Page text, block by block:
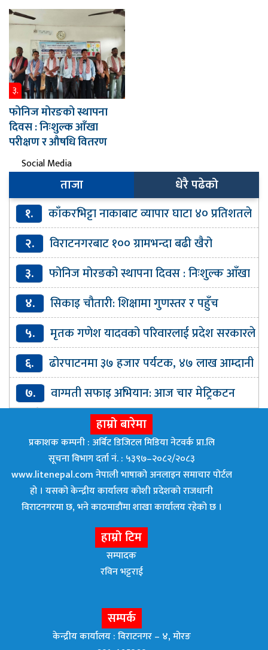
३.
फोनिज मोरङको स्थापना
दिवस : निःशुल्क आँखा
परीक्षण र औषधि वितरण
Social Media
ताजा
धेरै पढेको
१.
काँकरभिट्टा नाकाबाट व्यापार घाटा ४० प्रतिशतले
बढ्यो
२.
विराटनगरबाट १०० ग्रामभन्दा बढी खैरो
हेरोइनसहित एक जना पक्राउ
३.
फोनिज मोरङको स्थापना दिवस : निःशुल्क आँखा
परीक्षण र औषधि वितरण
४.
सिकाइ चौतारी: शिक्षामा गुणस्तर र पहुँच
विस्तारको डिजिटल यात्रा
५.
मृतक गणेश यादवको परिवारलाई प्रदेश सरकारले
घर बनाइदिने
६.
ढोरपाटनमा ३७ हजार पर्यटक, ४७ लाख आम्दानी
७.
वाग्मती सफाइ अभियान: आज चार मेट्रिकटन
नकुहिने फोहर संकलनहाम्रो बारेमा
प्रकाशक कम्पनी : अर्बिट डिजिटल मिडिया नेटवर्क प्रा.लि
सूचना विभाग दर्ता नं. : ५३९७–२०८२/२०८३
www.litenepal.com नेपाली भाषाको अनलाइन समाचार पोर्टल
हो । यसको केन्द्रीय कार्यालय कोशी प्रदेशको राजधानी
विराटनगरमा छ, भने काठमाडाैंमा शाखा कार्यालय रहेकाे छ ।
हाम्रो टिम
सम्पादक
रविन भट्टराई
सम्पर्क
केन्द्रीय कार्यालय : विराटनगर – ४, मोरङ